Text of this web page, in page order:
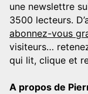
une newslettre
3500 lecteurs.
abonnez-vous
visiteurs…
qui lit, clique et
A propos de